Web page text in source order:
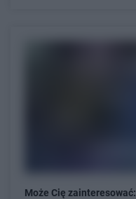
Może Cię zainteresować: